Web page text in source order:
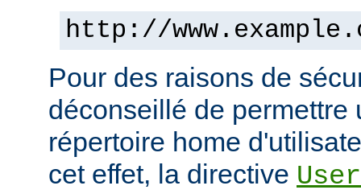
http://
Pour des raisons de
déconseillé de permettre
répertoire home
cet effet, la directive